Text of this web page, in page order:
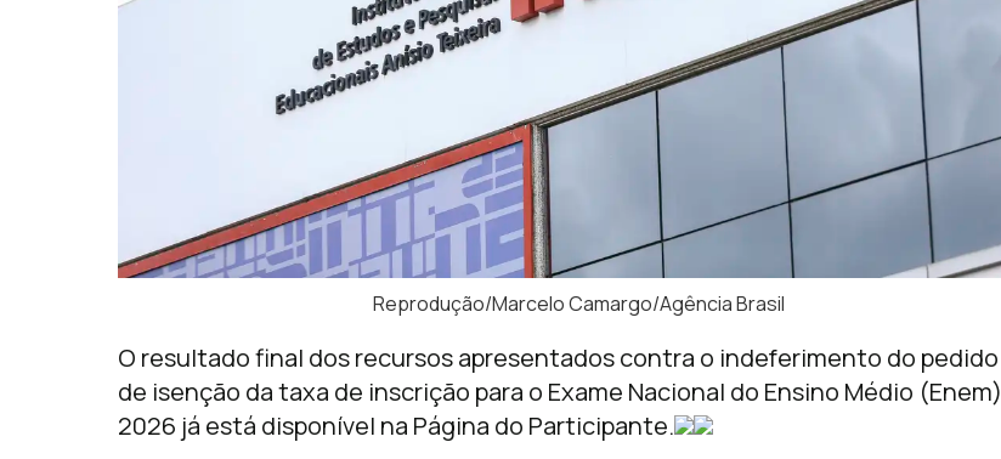
Reprodução/Marcelo Camargo/Agência Brasil
O resultado final dos recursos apresentados contra o indeferimento do pedido
de isenção da taxa de inscrição para o Exame Nacional do Ensino Médio (Enem)
2026 já está disponível na Página do Participante.